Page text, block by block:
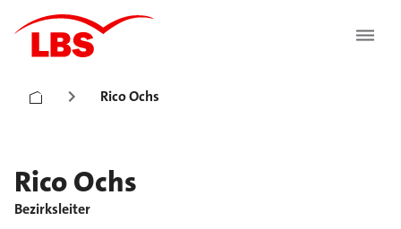
Rico Ochs
RicoOchs
Bezirksleiter